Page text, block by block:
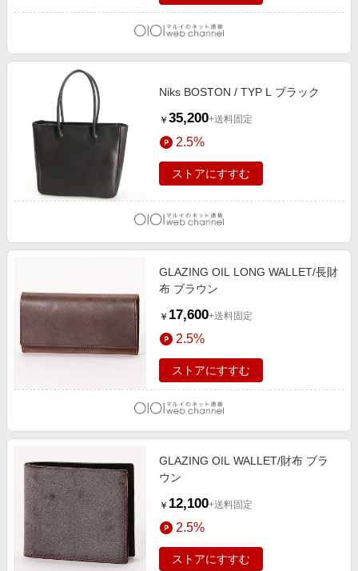
Niks BOSTON / TYP L ブラック
￥ 35,200+送料固定
2.5%
ストアにすすむ
GLAZING OIL LONG WALLET/長財
布 ブラウン
￥ 17,600+送料固定
2.5%
ストアにすすむ
GLAZING OIL WALLET/財布 ブラ
ウン
￥ 12,100+送料固定
2.5%
ストアにすすむ